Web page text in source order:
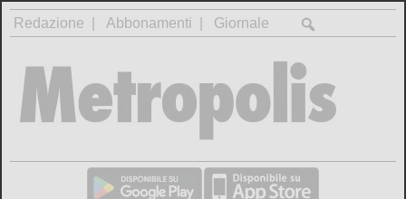
Redazione Abbonamenti Giornale